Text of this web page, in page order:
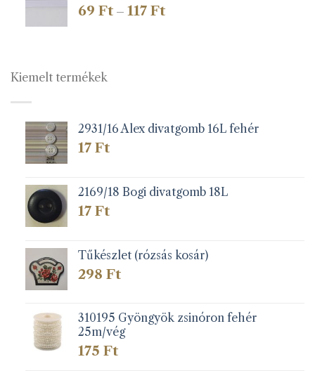
69 Ft – 117 FtÁrtartomány:
Kiemelt termékek
2931/16 Alex divatgomb 16L fehér
17 Ft
2169/18 Bogi divatgomb 18L
17 Ft
Tűkészlet (rózsás kosár)
298 Ft
310195 Gyöngyök zsinóron fehér
25m/vég
175 Ft